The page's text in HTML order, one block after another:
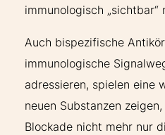
immunologisch „sichtbar“
Auch bispezifische
immunologische
adressieren, spielen eine
neuen Substanzen
Blockade nicht mehr nur